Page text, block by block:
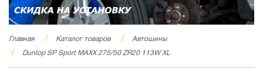
Главная Каталог товаров
Автошины
Dunlop SP Sport MAXX 275/50 ZR20 113W XL